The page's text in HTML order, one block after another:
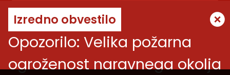
Izredno obvestilo
Opozorilo: Velika požarna
ogroženost naravnega okolja